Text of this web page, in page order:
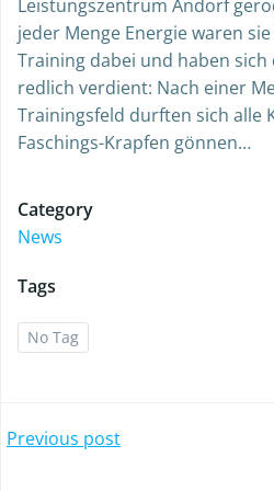
Leistungszentrum Andorf
jeder Menge Energie waren
Training dabei und haben
redlich verdient: Nach einer
Trainingsfeld durften sich alle
Faschings-Krapfen gönnen…
Category
News
Tags
No Tag
Post
Previous post